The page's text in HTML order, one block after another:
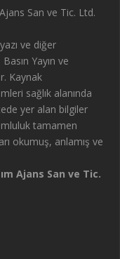
San ve Tic. Ltd.
ve diğer
Yayın ve
Kaynak
sağlık alanında
yer alan bilgiler
tamamen
okumuş, anlamış ve
Ajans San ve Tic.